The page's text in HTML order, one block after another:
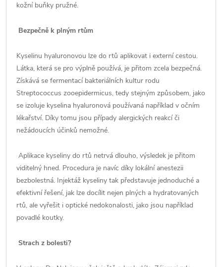
kožní buňky pružné.
Bezpečně k plným rtům
Kyselinu hyaluronovou lze do rtů aplikovat i externí cestou.
Látka, která se pro výplně používá, je přitom zcela bezpečná.
Získává se fermentací bakteriálních kultur rodu
Streptococcus zooepidermicus, tedy stejným způsobem, jako
se izoluje kyselina hyaluronová používaná například v očním
lékařství. Díky tomu jsou případy alergických reakcí či
nežádoucích účinků nemožné.
Aplikace kyseliny do rtů netrvá dlouho, výsledek je přitom
viditelný hned. Procedura je navíc díky lokální anestezii
bezbolestná. Injektáž kyseliny tak představuje jednoduché a
efektivní řešení, jak lze docílit nejen plných a hydratovaných
rtů, ale vyřešit i optické nedokonalosti, jako jsou například
povadlé koutky.
Strach z bolesti?